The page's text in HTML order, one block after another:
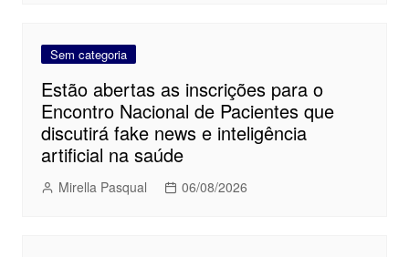
Sem categoria
Estão abertas as inscrições para o
Encontro Nacional de Pacientes que
discutirá fake news e inteligência
artificial na saúde
Mirella Pasqual 06/08/2026